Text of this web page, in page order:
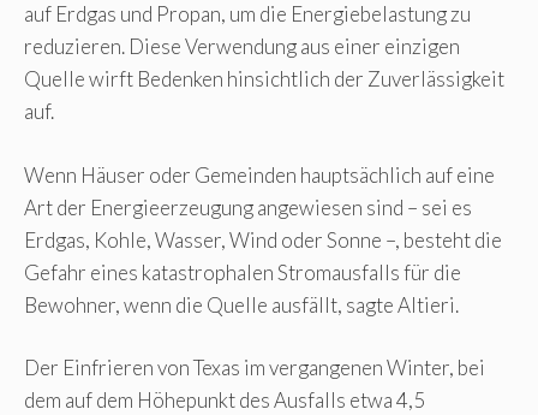
auf Erdgas und Propan, um die Energiebelastung zu
reduzieren. Diese Verwendung aus einer einzigen
Quelle wirft Bedenken hinsichtlich der Zuverlässigkeit
auf.
Wenn Häuser oder Gemeinden hauptsächlich auf eine
Art der Energieerzeugung angewiesen sind – sei es
Erdgas, Kohle, Wasser, Wind oder Sonne –, besteht die
Gefahr eines katastrophalen Stromausfalls für die
Bewohner, wenn die Quelle ausfällt, sagte Altieri.
Der Einfrieren von Texas im vergangenen Winter, bei
dem auf dem Höhepunkt des Ausfalls etwa 4,5